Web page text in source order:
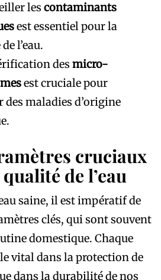
les contaminants
est essentiel pour la
l’eau.
des micro-
est cruciale pour
des maladies d’origine
cruciaux
de l’eau
saine, il est impératif de
clés, qui sont souvent
domestique. Chaque
vital dans la protection de
dans la durabilité de nos